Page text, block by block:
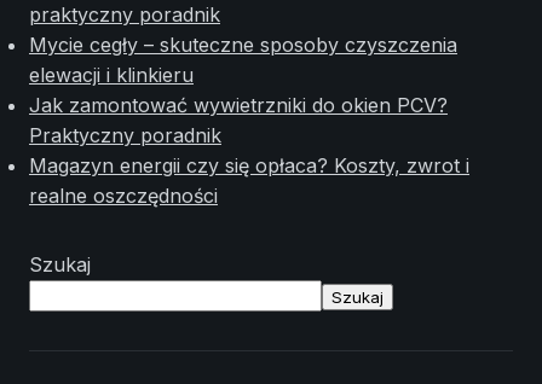
praktyczny poradnik
Mycie cegły – skuteczne sposoby czyszczenia
elewacji i klinkieru
Jak zamontować wywietrzniki do okien PCV?
Praktyczny poradnik
Magazyn energii czy się opłaca? Koszty, zwrot i
realne oszczędności
Szukaj
Szukaj